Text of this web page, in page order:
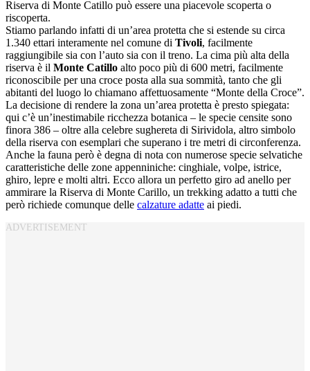
Riserva di Monte Catillo può essere una piacevole scoperta o
riscoperta.
Stiamo parlando infatti di un’area protetta che si estende su circa
1.340 ettari interamente nel comune di Tivoli, facilmente
raggiungibile sia con l’auto sia con il treno. La cima più alta della
riserva è il Monte Catillo alto poco più di 600 metri, facilmente
riconoscibile per una croce posta alla sua sommità, tanto che gli
abitanti del luogo lo chiamano affettuosamente “Monte della Croce”.
La decisione di rendere la zona un’area protetta è presto spiegata:
qui c’è un’inestimabile ricchezza botanica – le specie censite sono
finora 386 – oltre alla celebre sughereta di Sirividola, altro simbolo
della riserva con esemplari che superano i tre metri di circonferenza.
Anche la fauna però è degna di nota con numerose specie selvatiche
caratteristiche delle zone appenniniche: cinghiale, volpe, istrice,
ghiro, lepre e molti altri. Ecco allora un perfetto giro ad anello per
ammirare la Riserva di Monte Carillo, un trekking adatto a tutti che
però richiede comunque delle calzature adatte ai piedi.